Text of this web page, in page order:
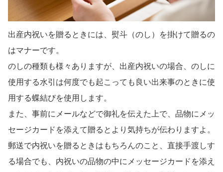
出産内祝いを贈るときには、熨斗（のし）を掛けて贈るの
はマナーです。
のしの種類も様々ありますが、出産内祝いの場合、のしに
使用する水引は何度でも起こっても良い出来事のときに使
用する蝶結びを使用します。
また、事前にメールなどで御礼を伝えた上で、品物にメッ
セージカードを添えて贈るとより気持ちが伝わりますよ。
郵送で内祝いを贈るときはもちろんのこと、直接手渡しす
る場合でも、内祝いの品物の中にメッセージカードを添え